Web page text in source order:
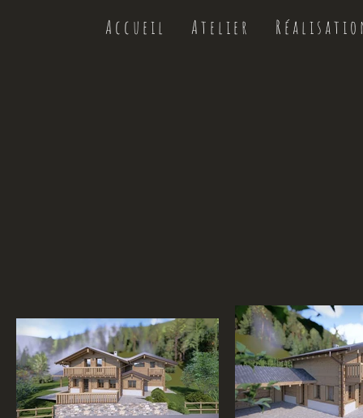
A c c u e i l A t e l i e r R é a l i s a t i o